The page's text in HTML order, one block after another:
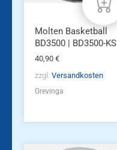
Molten Basketball
BD3500 | BD3500-KS
40,90 €
zzgl. Versandkosten
Grevinga